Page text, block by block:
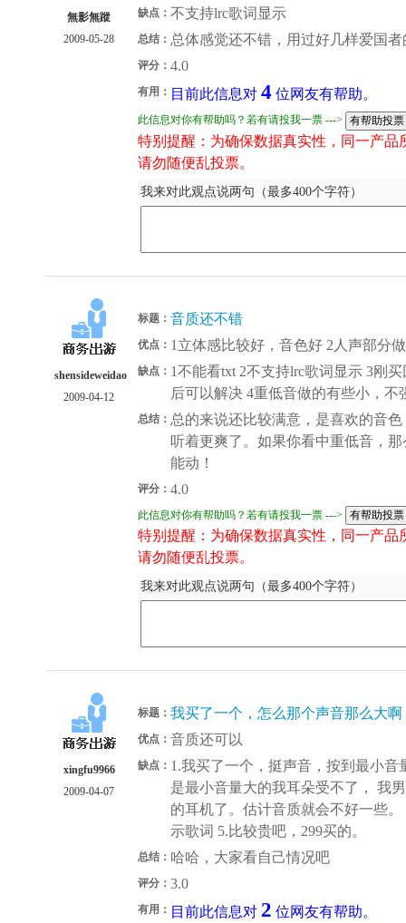
無影無蹤
2009-05-28
缺点： 不支持lrc歌词显示
总结： 总体感觉还不错，用过好几样爱国
评分： 4.0
有用： 目前此信息对 4 位网友有帮助。
此信息对你有帮助吗？若有请投我一票 --->
特别提醒：为确保数据真实性，同一产
请勿随便乱投票。
我来对此观点说两句（最多400个字符）
shensideweidao
2009-04-12
标题： 音质还不错
优点： 1立体感比较好，音色好 2人声部分
缺点： 1不能看txt 2不支持lrc歌词显示 3刚
后可以解决 4重低音做的有些小，不
总结： 总的来说还比较满意，是喜欢的音
听着更爽了。如果你看中重低音，
能动！
评分： 4.0
此信息对你有帮助吗？若有请投我一票 --->
特别提醒：为确保数据真实性，同一产
请勿随便乱投票。
我来对此观点说两句（最多400个字符）
xingfu9966
2009-04-07
标题： 我买了一个，怎么那个声音那么大啊
优点： 音质还可以
缺点： 1.我买了一个，挺声音，按到最小
是最小音量大的我耳朵受不了， 我
的耳机了。估计音质就会不好一些
示歌词 5.比较贵吧，299买的。
总结： 哈哈，大家看自己情况吧
评分： 3.0
有用： 目前此信息对 2 位网友有帮助。